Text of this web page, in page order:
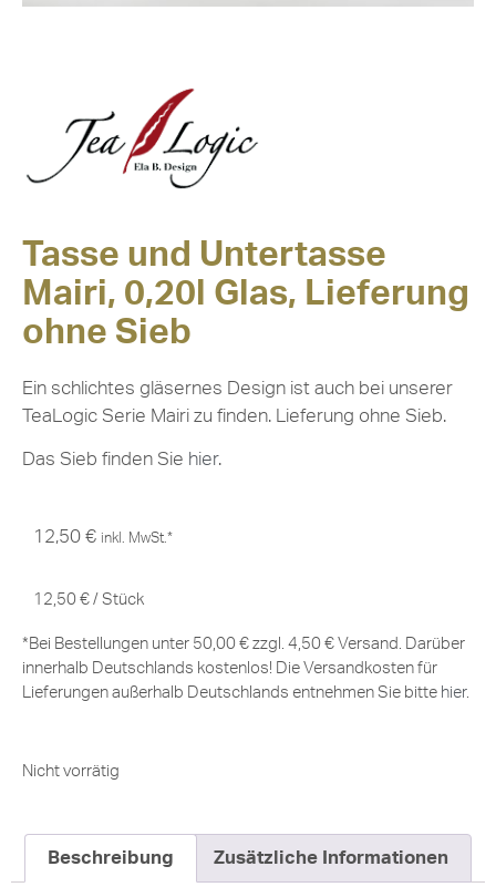
Tasse und Untertasse
Mairi, 0,20l Glas, Lieferung
ohne Sieb
Ein schlichtes gläsernes Design ist auch bei unserer
TeaLogic Serie Mairi zu finden. Lieferung ohne Sieb.
Das Sieb finden Sie hier.
12,50 € inkl. MwSt.*
12,50 € / Stück
*Bei Bestellungen unter 50,00 € zzgl. 4,50 € Versand. Darüber
innerhalb Deutschlands kostenlos! Die Versandkosten für
Lieferungen außerhalb Deutschlands entnehmen Sie bitte hier.
Nicht vorrätig
Beschreibung Zusätzliche Informationen